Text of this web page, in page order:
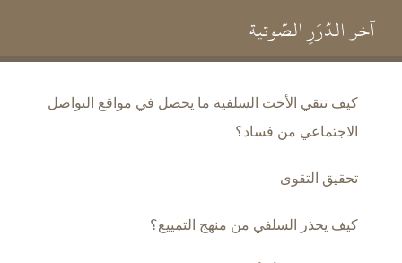
آخر الدُّرَرِ الصَّوتية
كيف تتقي الأخت السلفية ما يحصل في مواقع التواصل
الاجتماعي من فساد؟
تحقيق التقوى
كيف يحذر السلفي من منهج التمييع؟